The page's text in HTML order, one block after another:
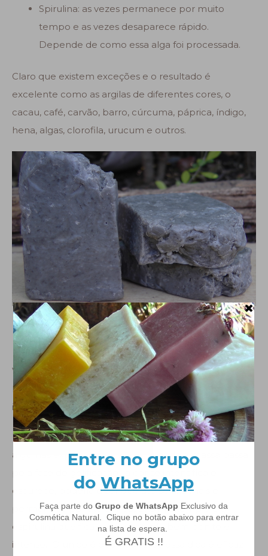
Spirulina: as vezes permanece por muito
tempo e as vezes desaparece rápido.
Depende de como essa alga foi processada.
Claro que existem exceções e o resultado é
excelente como as argilas de diferentes cores, o
cacau, café, carvão, barro, cúrcuma, páprica, índigo,
hena, algas, clorofila, urucum e outros.
Sabonete colorido naturalmente com lama do mar
morto
VejaAQUI os benefícios e propriedades da Lama do
Mar morto e como elaborar um sabonete com esse
ingrediente.
Uma observação interessante, feita através de
algumas experiências, é que quando a massa passa
escurece, poderia dizer que até se fixa mais e
permanece por até 6 meses . Um exemplo é a
espirulina que fica com um verde bem bonito e
intenso. O único é que não sei se essa dica é eficaz